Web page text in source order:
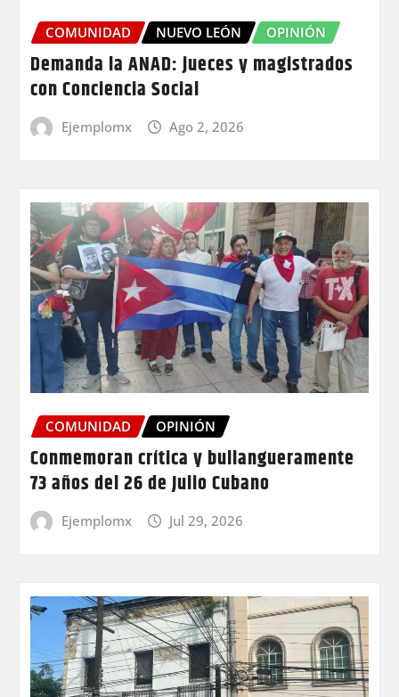
COMUNIDAD NUEVO LEÓN OPINIÓN
Demanda la ANAD: jueces y magistrados
con Conciencia Social
Ejemplomx Ago 2, 2026
COMUNIDAD OPINIÓN
Conmemoran crítica y bullangueramente
73 años del 26 de Julio Cubano
Ejemplomx Jul 29, 2026